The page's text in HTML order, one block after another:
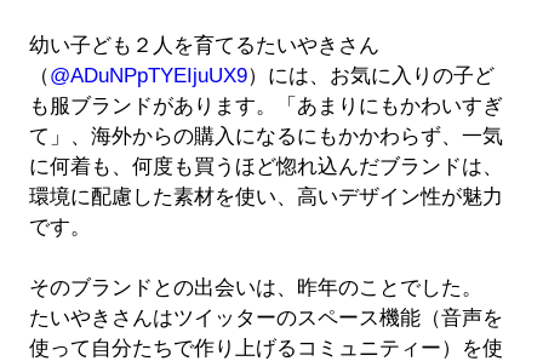
幼い子ども２人を育てるたいやきさん
（@ADuNPpTYEIjuUX9）には、お気に入りの子ど
も服ブランドがあります。「あまりにもかわいすぎ
て」、海外からの購入になるにもかかわらず、一気
に何着も、何度も買うほど惚れ込んだブランドは、
環境に配慮した素材を使い、高いデザイン性が魅力
です。
そのブランドとの出会いは、昨年のことでした。
たいやきさんはツイッターのスペース機能（音声を
使って自分たちで作り上げるコミュニティー）を使